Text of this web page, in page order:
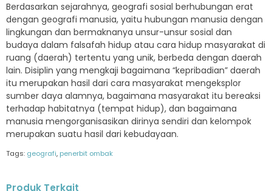
Berdasarkan sejarahnya, geografi sosial berhubungan erat
dengan geografi manusia, yaitu hubungan manusia dengan
lingkungan dan bermaknanya unsur-unsur sosial dan
budaya dalam falsafah hidup atau cara hidup masyarakat di
ruang (daerah) tertentu yang unik, berbeda dengan daerah
lain. Disiplin yang mengkaji bagaimana “kepribadian” daerah
itu merupakan hasil dari cara masyarakat mengeksplor
sumber daya alamnya, bagaimana masyarakat itu bereaksi
terhadap habitatnya (tempat hidup), dan bagaimana
manusia mengorganisasikan dirinya sendiri dan kelompok
merupakan suatu hasil dari kebudayaan.
Tags: geografi, penerbit ombak
Produk Terkait